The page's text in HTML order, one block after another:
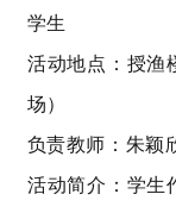
学生
活动地点：授渔
场）
负责教师：朱颖
活动简介： 学生